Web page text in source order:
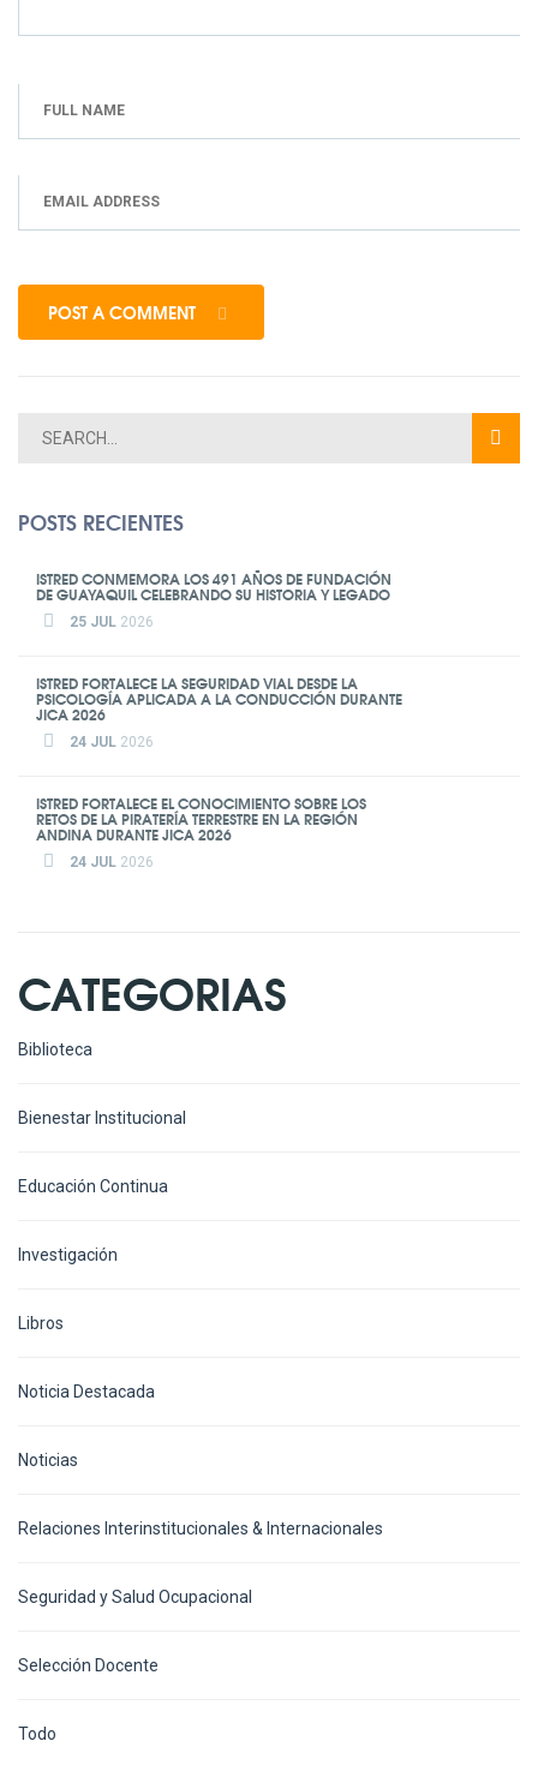
POST A COMMENT
POSTS RECIENTES
ISTRED CONMEMORA LOS 491 AÑOS DE FUNDACIÓN
DE GUAYAQUIL CELEBRANDO SU HISTORIA Y LEGADO
25 JUL 2026
ISTRED FORTALECE LA SEGURIDAD VIAL DESDE LA
PSICOLOGÍA APLICADA A LA CONDUCCIÓN DURANTE
JICA 2026
24 JUL 2026
ISTRED FORTALECE EL CONOCIMIENTO SOBRE LOS
RETOS DE LA PIRATERÍA TERRESTRE EN LA REGIÓN
ANDINA DURANTE JICA 2026
24 JUL 2026
CATEGORIAS
Biblioteca
Bienestar Institucional
Educación Continua
Investigación
Libros
Noticia Destacada
Noticias
Relaciones Interinstitucionales & Internacionales
Seguridad y Salud Ocupacional
Selección Docente
Todo